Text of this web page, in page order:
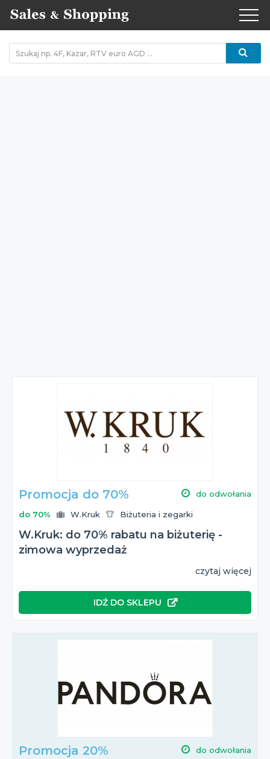
Promocja do 70% do odwołania
do 70% W.Kruk Biżuteria i zegarki
W.Kruk: do 70% rabatu na biżuterię -
zimowa wyprzedaż
czytaj więcej
IDŹ DO SKLEPU
Promocja 20% do odwołania